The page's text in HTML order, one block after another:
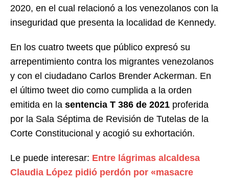
2020, en el cual relacionó a los venezolanos con la
inseguridad que presenta la localidad de Kennedy.
En los cuatro tweets que público expresó su
arrepentimiento contra los migrantes venezolanos
y con el ciudadano Carlos Brender Ackerman. En
el último tweet dio como cumplida a la orden
emitida en la sentencia T 386 de 2021 proferida
por la Sala Séptima de Revisión de Tutelas de la
Corte Constitucional y acogió su exhortación.
Le puede interesar: Entre lágrimas alcaldesa
Claudia López pidió perdón por «masacre